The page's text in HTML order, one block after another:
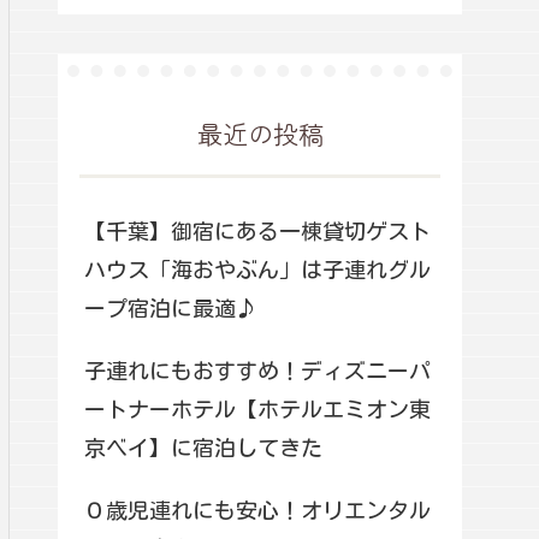
最近の投稿
【千葉】御宿にある一棟貸切ゲスト
ハウス「海おやぶん」は子連れグル
ープ宿泊に最適♪
子連れにもおすすめ！ディズニーパ
ートナーホテル【ホテルエミオン東
京ベイ】に宿泊してきた
０歳児連れにも安心！オリエンタル